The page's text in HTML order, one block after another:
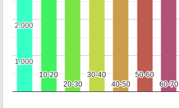
10-20
10-20
20-30
20-30
30-40
30-40
40-50
40-50
50-60
50-60
60-70
60-70
1.000
1.000
2.000
2.000